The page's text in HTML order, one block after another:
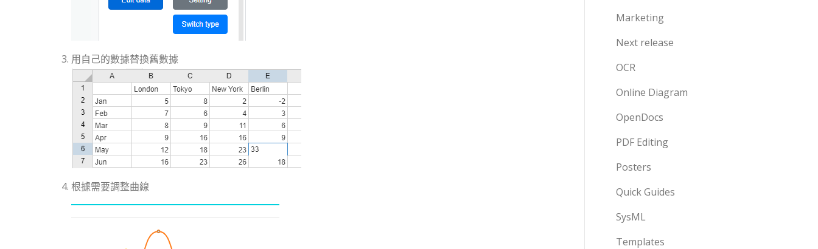
用自己的數據替換舊數據
根據需要調整曲線
Marketing
Next release
OCR
Online Diagram
OpenDocs
PDF Editing
Posters
Quick Guides
SysML
Templates